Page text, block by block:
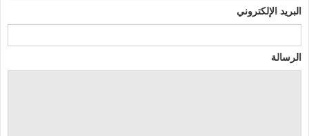
البريد الإلكتروني
الرسالة